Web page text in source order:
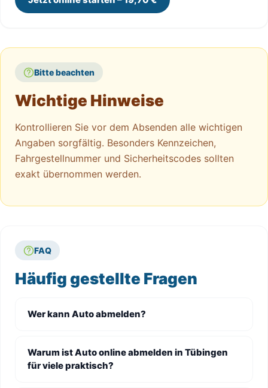
Bitte beachten
Wichtige Hinweise
Kontrollieren Sie vor dem Absenden alle wichtigen
Angaben sorgfältig. Besonders Kennzeichen,
Fahrgestellnummer und Sicherheitscodes sollten
exakt übernommen werden.
FAQ
Häufig gestellte Fragen
Wer kann Auto abmelden?
Warum ist Auto online abmelden in Tübingen
für viele praktisch?